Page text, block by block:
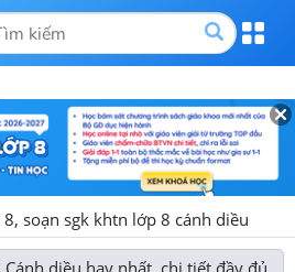
soạn sgk khtn lớp 8 cánh diều
diều hay nhất, chi tiết đầy đủ